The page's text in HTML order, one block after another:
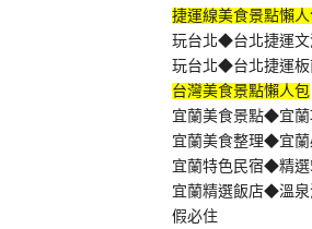
捷運線美食景點懶
玩台北◆台北捷運文
玩台北◆台北捷運板
台灣美食景點懶人包
宜蘭美食景點◆宜蘭
宜蘭美食整理◆宜蘭
宜蘭特色民宿◆精選
宜蘭精選飯店◆溫
假必住